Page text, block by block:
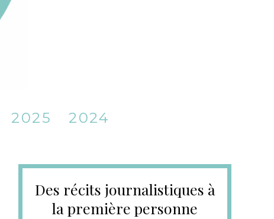
2025 2024
Des récits journalistiques à
la première personne